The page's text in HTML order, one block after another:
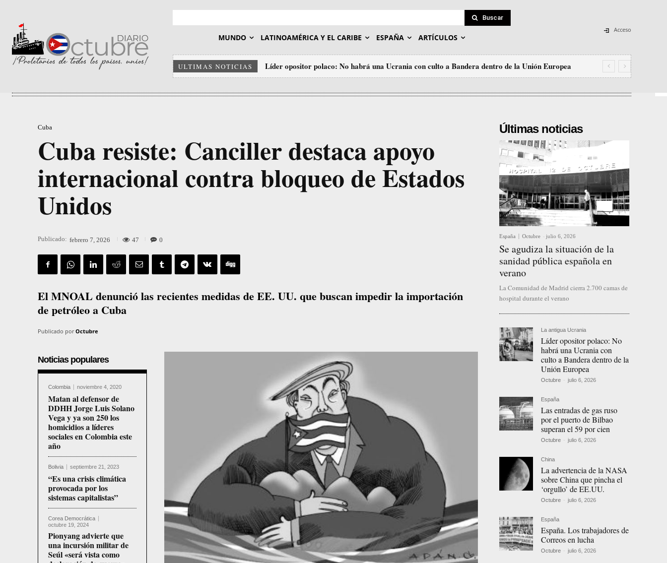
Buscar
MUNDO LATINOAMÉRICA Y EL CARIBE ESPAÑA ARTÍCULOS
Acceso
ULTIMAS NOTICIAS Líder opositor polaco: No habrá una Ucrania con culto a Bandera dentro de la Unión Europea
Cuba
Cuba resiste: Canciller destaca apoyo
internacional contra bloqueo de Estados
Unidos
Publicado: febrero 7, 2026 47 0
El MNOAL denunció las recientes medidas de EE. UU. que buscan impedir la importación
de petróleo a Cuba
Publicado por Octubre
Noticias populares
Colombia noviembre 4, 2020
Matan al defensor de
DDHH Jorge Luis Solano
Vega y ya son 250 los
homicidios a líderes
sociales en Colombia este
año
Bolivia septiembre 21, 2023
“Es una crisis climática
provocada por los
sistemas capitalistas”
Corea Democrática
octubre 19, 2024
Pionyang advierte que
una incursión militar de
Seúl «será vista como
Últimas noticias
España Octubre - julio 6, 2026
Se agudiza la situación de la
sanidad pública española en
verano
La Comunidad de Madrid cierra 2.700 camas de
hospital durante el verano
La antigua Ucrania
Líder opositor polaco: No
habrá una Ucrania con
culto a Bandera dentro de la
Unión Europea
Octubre - julio 6, 2026
España
Las entradas de gas ruso
por el puerto de Bilbao
superan el 59 por cien
Octubre - julio 6, 2026
China
La advertencia de la NASA
sobre China que pincha el
‘orgullo’ de EE.UU.
Octubre - julio 6, 2026
España
España. Los trabajadores de
Correos en lucha
Octubre - julio 6, 2026